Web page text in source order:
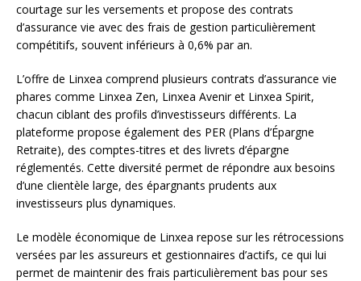
courtage sur les versements et propose des contrats
d’assurance vie avec des frais de gestion particulièrement
compétitifs, souvent inférieurs à 0,6% par an.
L’offre de Linxea comprend plusieurs contrats d’assurance vie
phares comme Linxea Zen, Linxea Avenir et Linxea Spirit,
chacun ciblant des profils d’investisseurs différents. La
plateforme propose également des PER (Plans d’Épargne
Retraite), des comptes-titres et des livrets d’épargne
réglementés. Cette diversité permet de répondre aux besoins
d’une clientèle large, des épargnants prudents aux
investisseurs plus dynamiques.
Le modèle économique de Linxea repose sur les rétrocessions
versées par les assureurs et gestionnaires d’actifs, ce qui lui
permet de maintenir des frais particulièrement bas pour ses